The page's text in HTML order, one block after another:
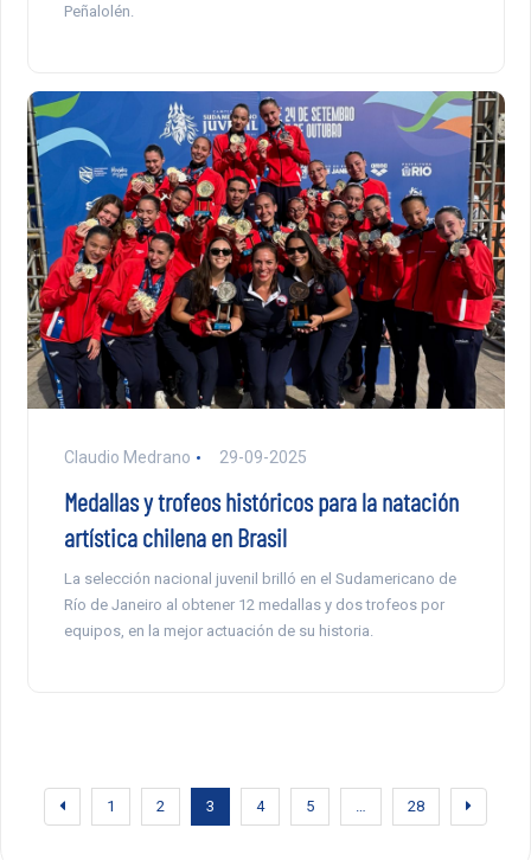
Peñalolén.
Claudio Medrano 29-09-2025
Medallas y trofeos históricos para la natación
artística chilena en Brasil
La selección nacional juvenil brilló en el Sudamericano de
Río de Janeiro al obtener 12 medallas y dos trofeos por
equipos, en la mejor actuación de su historia.
1 2 3 4 5 … 28